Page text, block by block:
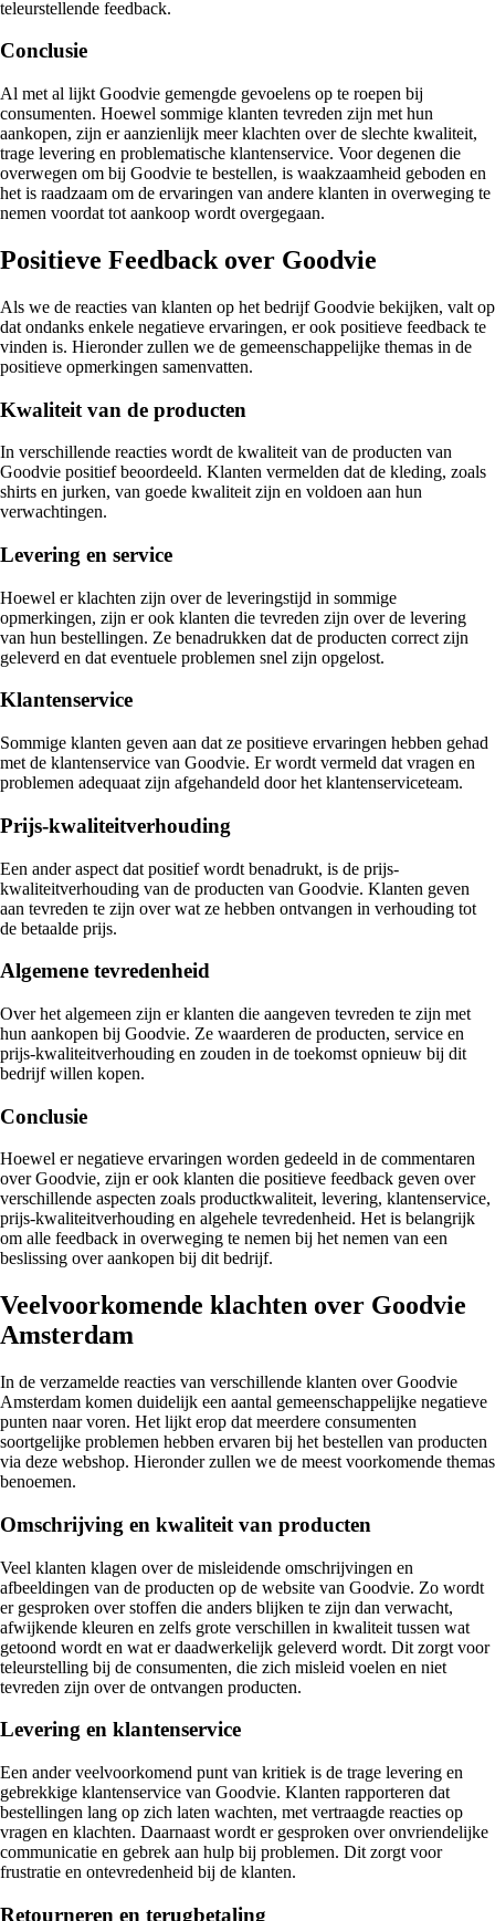
teleurstellende feedback.
Conclusie
Al met al lijkt Goodvie gemengde gevoelens op te roepen bij
consumenten. Hoewel sommige klanten tevreden zijn met hun
aankopen, zijn er aanzienlijk meer klachten over de slechte kwaliteit,
trage levering en problematische klantenservice. Voor degenen die
overwegen om bij Goodvie te bestellen, is waakzaamheid geboden en
het is raadzaam om de ervaringen van andere klanten in overweging te
nemen voordat tot aankoop wordt overgegaan.
Positieve Feedback over Goodvie
Als we de reacties van klanten op het bedrijf Goodvie bekijken, valt op
dat ondanks enkele negatieve ervaringen, er ook positieve feedback te
vinden is. Hieronder zullen we de gemeenschappelijke themas in de
positieve opmerkingen samenvatten.
Kwaliteit van de producten
In verschillende reacties wordt de kwaliteit van de producten van
Goodvie positief beoordeeld. Klanten vermelden dat de kleding, zoals
shirts en jurken, van goede kwaliteit zijn en voldoen aan hun
verwachtingen.
Levering en service
Hoewel er klachten zijn over de leveringstijd in sommige
opmerkingen, zijn er ook klanten die tevreden zijn over de levering
van hun bestellingen. Ze benadrukken dat de producten correct zijn
geleverd en dat eventuele problemen snel zijn opgelost.
Klantenservice
Sommige klanten geven aan dat ze positieve ervaringen hebben gehad
met de klantenservice van Goodvie. Er wordt vermeld dat vragen en
problemen adequaat zijn afgehandeld door het klantenserviceteam.
Prijs-kwaliteitverhouding
Een ander aspect dat positief wordt benadrukt, is de prijs-
kwaliteitverhouding van de producten van Goodvie. Klanten geven
aan tevreden te zijn over wat ze hebben ontvangen in verhouding tot
de betaalde prijs.
Algemene tevredenheid
Over het algemeen zijn er klanten die aangeven tevreden te zijn met
hun aankopen bij Goodvie. Ze waarderen de producten, service en
prijs-kwaliteitverhouding en zouden in de toekomst opnieuw bij dit
bedrijf willen kopen.
Conclusie
Hoewel er negatieve ervaringen worden gedeeld in de commentaren
over Goodvie, zijn er ook klanten die positieve feedback geven over
verschillende aspecten zoals productkwaliteit, levering, klantenservice,
prijs-kwaliteitverhouding en algehele tevredenheid. Het is belangrijk
om alle feedback in overweging te nemen bij het nemen van een
beslissing over aankopen bij dit bedrijf.
Veelvoorkomende klachten over Goodvie
Amsterdam
In de verzamelde reacties van verschillende klanten over Goodvie
Amsterdam komen duidelijk een aantal gemeenschappelijke negatieve
punten naar voren. Het lijkt erop dat meerdere consumenten
soortgelijke problemen hebben ervaren bij het bestellen van producten
via deze webshop. Hieronder zullen we de meest voorkomende themas
benoemen.
Omschrijving en kwaliteit van producten
Veel klanten klagen over de misleidende omschrijvingen en
afbeeldingen van de producten op de website van Goodvie. Zo wordt
er gesproken over stoffen die anders blijken te zijn dan verwacht,
afwijkende kleuren en zelfs grote verschillen in kwaliteit tussen wat
getoond wordt en wat er daadwerkelijk geleverd wordt. Dit zorgt voor
teleurstelling bij de consumenten, die zich misleid voelen en niet
tevreden zijn over de ontvangen producten.
Levering en klantenservice
Een ander veelvoorkomend punt van kritiek is de trage levering en
gebrekkige klantenservice van Goodvie. Klanten rapporteren dat
bestellingen lang op zich laten wachten, met vertraagde reacties op
vragen en klachten. Daarnaast wordt er gesproken over onvriendelijke
communicatie en gebrek aan hulp bij problemen. Dit zorgt voor
frustratie en ontevredenheid bij de klanten.
Retourneren en terugbetaling